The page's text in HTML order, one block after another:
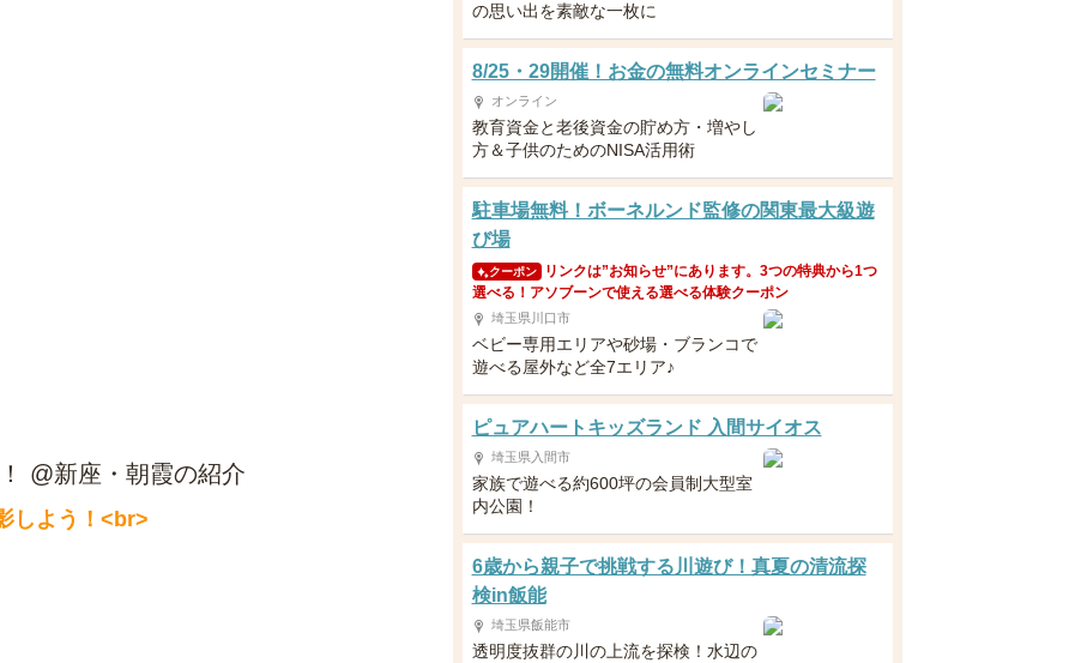
@新座・朝霞の紹介
しよう！<br>
の思い出を素敵な一枚に
8/25・29開催！お金の無料オンラインセミナー
オンライン
教育資金と老後資金の貯め方・増やし
方＆子供のためのNISA活用術
駐車場無料！ボーネルンド監修の関東最大級遊
び場
クーポン
リンクは”お知らせ”にあります。3つの特典から1つ
選べる！アソブーンで使える選べる体験クーポン
埼玉県川口市
ベビー専用エリアや砂場・ブランコで
遊べる屋外など全7エリア♪
ピュアハートキッズランド 入間サイオス
埼玉県入間市
家族で遊べる約600坪の会員制大型室
内公園！
6歳から親子で挑戦する川遊び！真夏の清流探
検in飯能
埼玉県飯能市
透明度抜群の川の上流を探検！水辺の